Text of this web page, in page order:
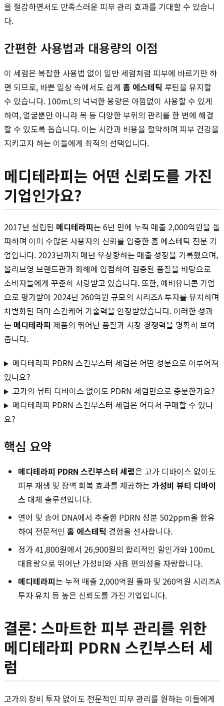
을 절감하면서도 만족스러운 피부 관리 효과를 기대할 수 있습니
다.
간편한 사용법과 대용량의 이점
이 세럼은 복잡한 사용법 없이 일반 세럼처럼 피부에 바르기만 하
면 되므로, 바쁜 일상 속에서도 쉽게 홈 에스테틱 루틴을 유지할
수 있습니다. 100mL의 넉넉한 용량은 아낌없이 사용할 수 있게
하여, 얼굴뿐만 아니라 목 등 다양한 부위의 관리를 한 번에 해결
할 수 있도록 돕습니다. 이는 시간과 비용을 절약하며 피부 건강을
지키고자 하는 이들에게 최적의 선택입니다.
메디테라피는 어떤 신뢰도를 가진
기업인가요?
2017년 설립된 메디테라피는 6년 만에 누적 매출 2,000억원을 돌
파하며 이미 수많은 사용자의 신뢰를 입증한 홈 에스테틱 전문 기
업입니다. 2023년까지 매년 우상향하는 매출 성장을 기록했으며,
올리브영 브랜드관과 화해에 입점하여 검증된 품질을 바탕으로
소비자들에게 꾸준히 사랑받고 있습니다. 또한, 예비유니콘 기업
으로 평가받아 2024년 260억원 규모의 시리즈A 투자를 유치하며
차별화된 더마 스킨케어 기술력을 인정받았습니다. 이러한 성과
는 메디테라피 제품의 뛰어난 품질과 시장 경쟁력을 명확히 보여
줍니다.
메디테라피 PDRN 스킨부스터 세럼은 어떤 성분으로 이루어져
있나요?
고가의 뷰티 디바이스 없이도 PDRN 세럼만으로 충분한가요?
메디테라피 PDRN 스킨부스터 세럼은 어디서 구매할 수 있나
요?
핵심 요약
메디테라피 PDRN 스킨부스터 세럼은 고가 디바이스 없이도
피부 재생 및 장벽 회복 효과를 제공하는 가성비 뷰티 디바이
스 대체 솔루션입니다.
연어 및 송어 DNA에서 추출한 PDRN 성분 502ppm을 함유
하여 전문적인 홈 에스테틱 경험을 선사합니다.
정가 41,800원에서 26,900원의 합리적인 할인가와 100mL
대용량으로 뛰어난 가성비와 사용 편의성을 자랑합니다.
메디테라피는 누적 매출 2,000억원 돌파 및 260억원 시리즈A
투자 유치 등 높은 신뢰도를 가진 기업입니다.
결론: 스마트한 피부 관리를 위한
메디테라피 PDRN 스킨부스터 세
럼
고가의 장비 투자 없이도 전문적인 피부 관리를 원하는 이들에게